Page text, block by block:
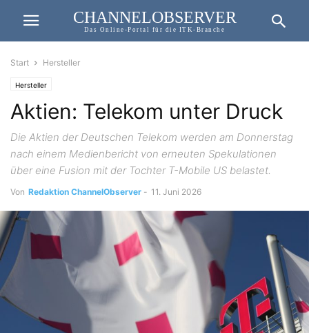
CHANNELOBSERVER
Das Online-Portal für die ITK-Branche
Start Hersteller
Hersteller
Aktien: Telekom unter Druck
Die Aktien der Deutschen Telekom werden am Donnerstag
nach einem Medienbericht von erneuten Spekulationen
über eine Fusion mit der Tochter T-Mobile US belastet.
Von Redaktion ChannelObserver - 11. Juni 2026